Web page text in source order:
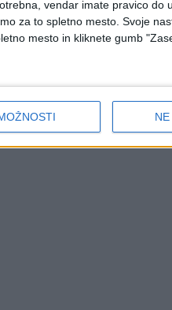
vendar imate pravico do
za to spletno mesto. Svoje
mesto in kliknete gumb